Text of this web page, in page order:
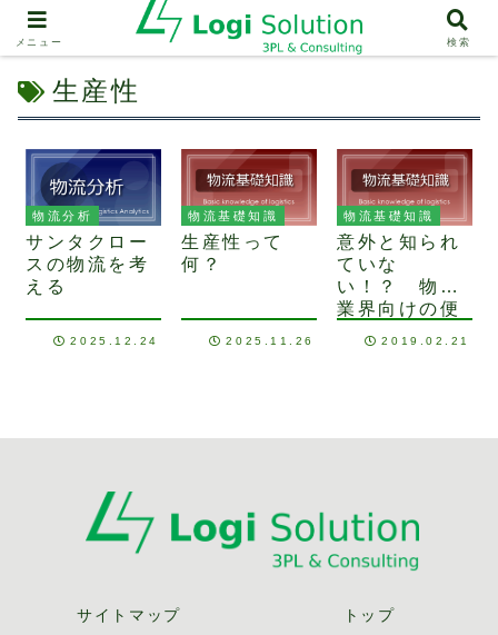
生産性
物流分析
サンタクロー
スの物流を考
える
2025.12.24
物流基礎知識
生産性って
何？
2025.11.26
物流基礎知識
意外と知られ
ていな
い！？ 物流
業界向けの便
2019.02.21
サイトマップ
トップ
メニュー 検索